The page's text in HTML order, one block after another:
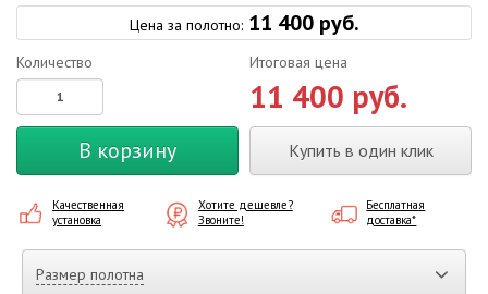
Цена за полотно:11 400 руб.
Количество Итоговая цена
11 400 руб.
В корзину Купить в один клик
Качественная
установка
Хотите дешевле?
Звоните!
Бесплатная
доставка*
Размер полотна